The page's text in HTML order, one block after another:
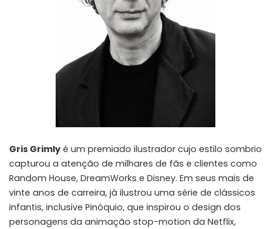
Gris Grimly é um premiado ilustrador cujo estilo sombrio
capturou a atenção de milhares de fãs e clientes como
Random House, DreamWorks e Disney. Em seus mais de
vinte anos de carreira, já ilustrou uma série de clássicos
infantis, inclusive Pinóquio, que inspirou o design dos
personagens da animação stop-motion da Netflix,